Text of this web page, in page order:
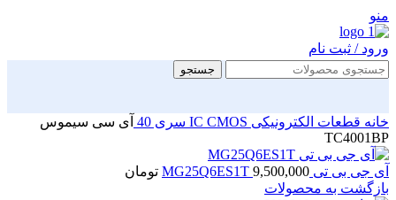
منو
ورود / ثبت نام
جستجو
خانه قطعات الکترونیکی IC CMOS سری 40
آی سی سیموس
TC4001BP
آی جی بی تی MG25Q6ES1T 9,500,000
تومان
بازگشت به محصولات